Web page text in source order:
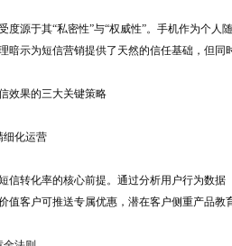
度源于其“私密性”与“权威性”。手机作为个
暗示为短信营销提供了天然的信任基础，但
效果的三大关键策略
细化运营
信转化率的核心前提。通过分析用户行为数
值客户可推送专属优惠，潜在客户侧重产品